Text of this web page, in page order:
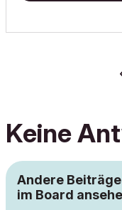
Keine
Andere Beiträge
im Board